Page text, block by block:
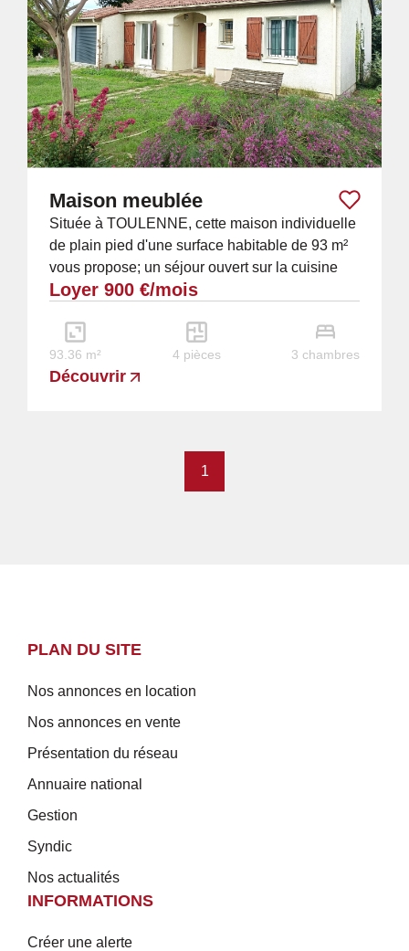
Maison meublée
Située à TOULENNE, cette maison individuelle
de plain pied d'une surface habitable de 93 m²
vous propose; un séjour ouvert sur la cuisine
équipée, une chambre parentale (avec...
Loyer 900 €/mois
93.36 m² 4 pièces 3 chambres
Découvrir
1
PLAN DU SITE
Nos annonces en location
Nos annonces en vente
Présentation du réseau
Annuaire national
Gestion
Syndic
Nos actualités
INFORMATIONS
Créer une alerte